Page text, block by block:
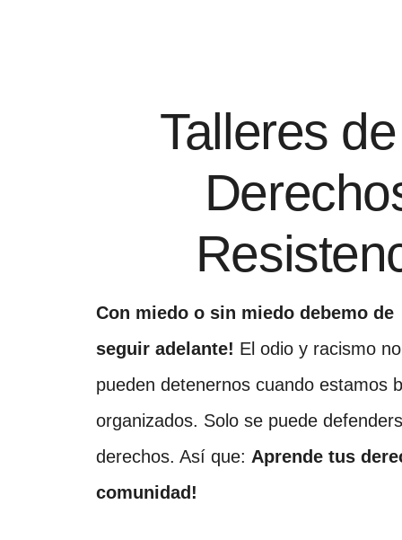
Talleres
Con miedo o sin miedo debemo de
seguir adelante! El odio y racismo no
pueden detenernos cuando estamos
organizados. Solo se puede
derechos. Así que: Aprende tus
comunidad!